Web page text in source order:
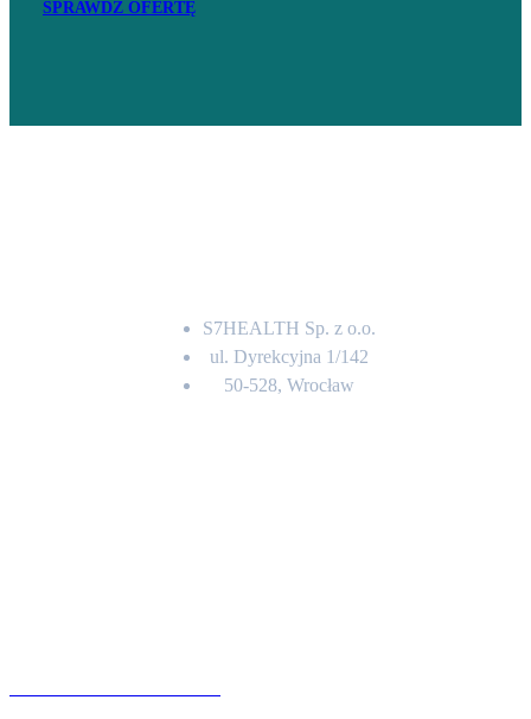
SPRAWDŹ OFERTĘ
S7HEALTH Sp. z o.o.
ul. Dyrekcyjna 1/142
50-528, Wrocław